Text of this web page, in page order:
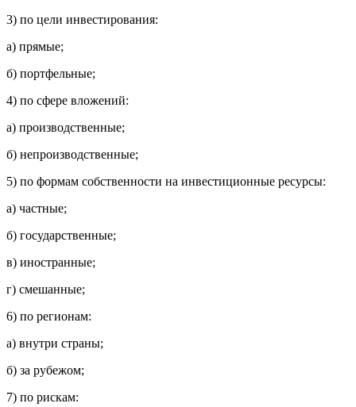
3) по цели инвестирования:
а) прямые;
б) портфельные;
4) по сфере вложений:
а) производственные;
б) непроизводственные;
5) по формам собственности на инвестиционные ресурсы:
а) частные;
б) государственные;
в) иностранные;
г) смешанные;
6) по регионам:
а) внутри страны;
б) за рубежом;
7) по рискам: